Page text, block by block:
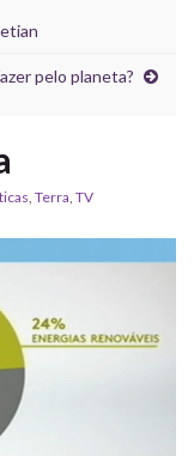
pelo planeta?
, Terra, TV